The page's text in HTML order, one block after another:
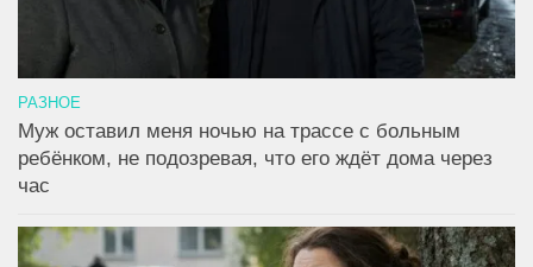
РАЗНОЕ
Муж оставил меня ночью на трассе с больным
ребёнком, не подозревая, что его ждёт дома через
час